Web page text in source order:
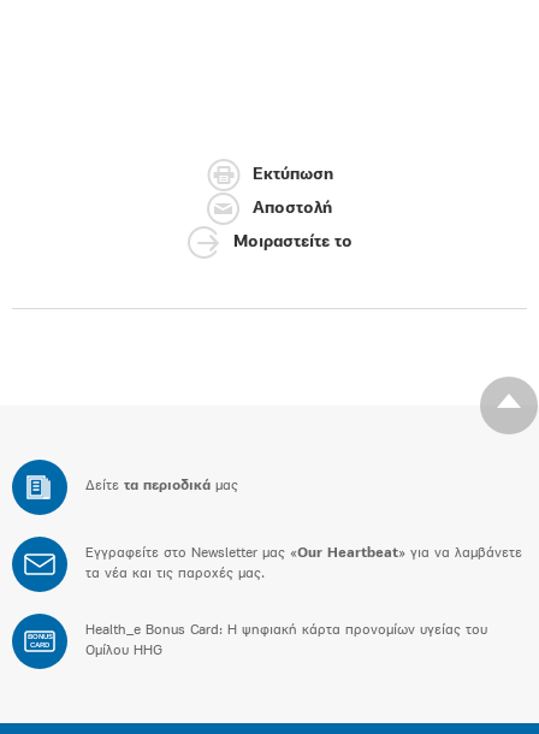
Εκτύπωση
Αποστολή
Μοιραστείτε το
Δείτε τα περιοδικά μας
Εγγραφείτε στο Newsletter μας «Our Heartbeat» για να λαμβάνετε
τα νέα και τις παροχές μας.
BONUS
CARD
Health_e Bonus Card: H ψηφιακή κάρτα προνομίων υγείας του
Ομίλου HHG